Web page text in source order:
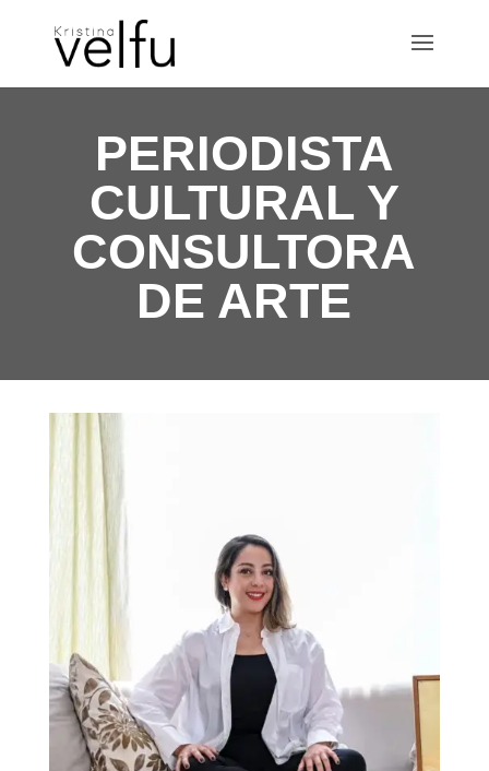
PERIODISTA
CULTURAL Y
CONSULTORA
DE ARTE